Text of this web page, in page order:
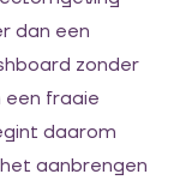
dan een
zonder
fraaie
daarom
aanbrengen